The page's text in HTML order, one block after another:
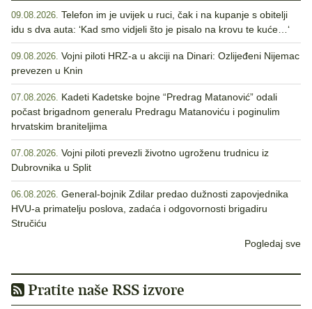
09.08.2026. Telefon im je uvijek u ruci, čak i na kupanje s obitelji
idu s dva auta: ‘Kad smo vidjeli što je pisalo na krovu te kuće…‘
09.08.2026. Vojni piloti HRZ-a u akciji na Dinari: Ozlijeđeni Nijemac
prevezen u Knin
07.08.2026. Kadeti Kadetske bojne “Predrag Matanović” odali
počast brigadnom generalu Predragu Matanoviću i poginulim
hrvatskim braniteljima
07.08.2026. Vojni piloti prevezli životno ugroženu trudnicu iz
Dubrovnika u Split
06.08.2026. General-bojnik Zdilar predao dužnosti zapovjednika
HVU-a primatelju poslova, zadaća i odgovornosti brigadiru
Stručiću
Pogledaj sve
Pratite naše RSS izvore